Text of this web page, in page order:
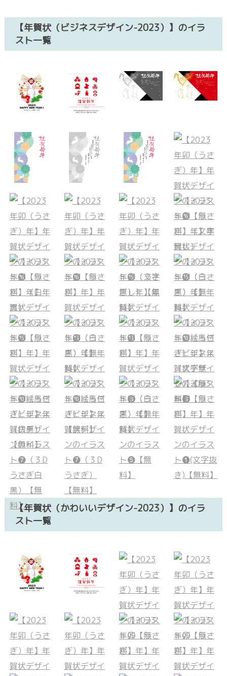
【年賀状（ビジネスデザイン-2023）】のイラ
スト一覧
【年賀状（かわいいデザイン-2023）】のイラ
スト一覧